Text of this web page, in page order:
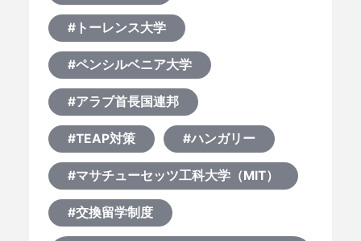
#トーレンス大学
#ペンシルベニア大学
#アラブ首長国連邦
#TEAP対策 #ハンガリー
#マサチューセッツ工科大学（MIT）
#交換留学制度